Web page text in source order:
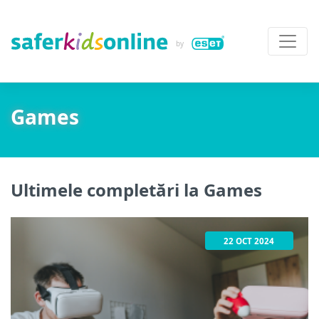
Games
Ultimele completări la Games
22 OCT 2024